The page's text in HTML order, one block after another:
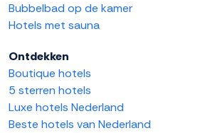
Bubbelbad op de kamer
Hotels met sauna
Ontdekken
Boutique hotels
5 sterren hotels
Luxe hotels Nederland
Beste hotels van Nederland